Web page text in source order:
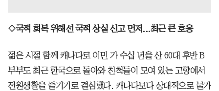
◇국적 회복 위해선 국적 상실 신고 먼저...최근 큰 호응
젊은 시절 함께 캐나다로 이민 가 수십 년을 산 60대 후반 B
부부도 최근 한국으로 돌아와 친척들이 모여 있는 고향에서
전원생활을 즐기기로 결심했다. 캐나다보다 상대적으로 물가